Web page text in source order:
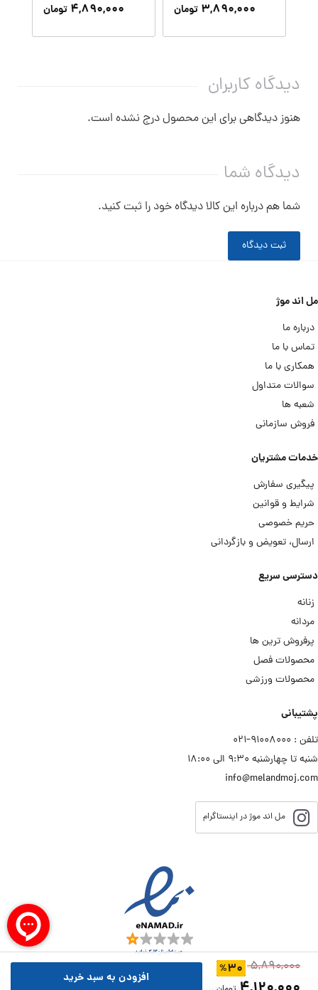
۵,۸۹۰,۰۰۰ %۳۰
افزودن به سبد خرید
۳,۸۹۰,۰۰۰ تومان ۴,۸۹۰,۰۰۰ تومان
دیدگاه کاربران
هنوز دیدگاهی برای این محصول درج نشده است.
دیدگاه شما
شما هم درباره این کالا دیدگاه خود را ثبت کنید.
ثبت دیدگاه
مل اند موژ
درباره ما
تماس با ما
همکاری با ما
سوالات متداول
شعبه ها
فروش سازمانی
خدمات مشتریان
پیگیری سفارش
شرایط و قوانین
حریم خصوصی
ارسال، تعویض و بازگردانی
دسترسی سریع
زنانه
مردانه
پرفروش ترین ها
محصولات فصل
محصولات ورزشی
پشتیبانی
تلفن : ۹۱۰۰۸۰۰۰−۰۲۱
شنبه تا چهارشنبه ۹:۳۰ الی ۱۸:۰۰
info@melandmoj.com
مل اند موژ در اینستاگرام